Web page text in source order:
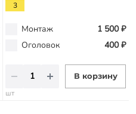
3
Монтаж
1 500 ₽
Оголовок
400 ₽
В корзину
шт